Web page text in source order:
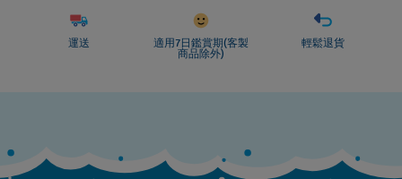
運送
適用7日鑑賞期(客製
商品除外)
輕鬆退貨